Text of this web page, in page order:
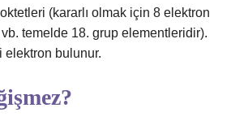
(kararlı olmak için 8 elektron
temelde 18. grup elementleridir).
elektron bulunur.